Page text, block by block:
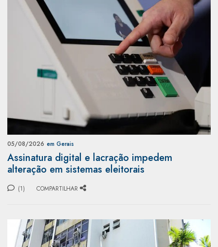
05/08/2026 em Gerais
Assinatura digital e lacração impedem
alteração em sistemas eleitorais
(1) COMPARTILHAR